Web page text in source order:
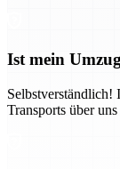
Ist mein
Selbstverständlich!
Transports über